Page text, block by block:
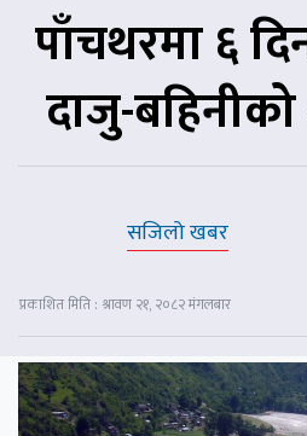
पाँचथरमा ६
दाजु-
सजिलो खबर
प्रकाशित मिति : श्रावण २१, २०८२ मंगलबार